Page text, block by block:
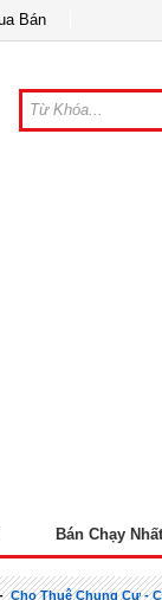
Bán
Bán Chạy Nhất
Cho Thuê Chung Cư -